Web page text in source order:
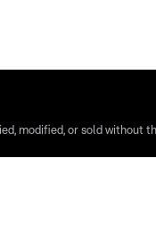
modified, or sold without